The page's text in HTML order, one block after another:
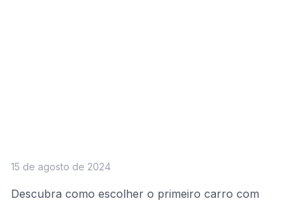
15 de agosto de 2024
Descubra como escolher o primeiro carro com